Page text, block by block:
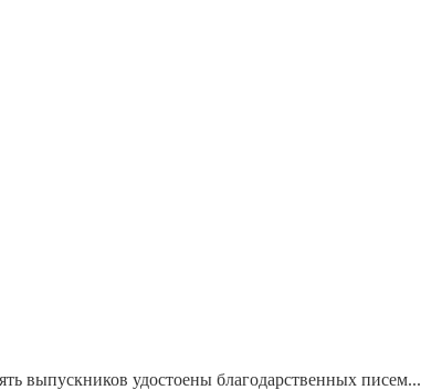
выпускников удостоены благодарственных писем...